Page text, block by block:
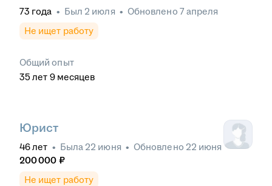
73 года • Был 2 июля • Обновлено 7 апреля
Не ищет работу
Общий опыт
35 лет 9 месяцев
Юрист
46лет • Была 22 июня • Обновлено 22 июня
200 000 ₽
Не ищет работу